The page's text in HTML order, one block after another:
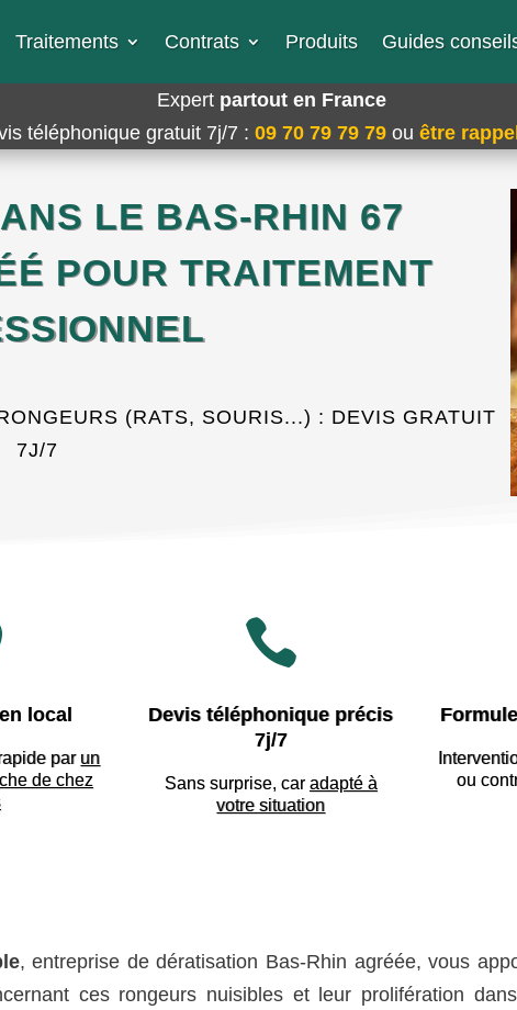
Traitements Contrats Produits Guides
Expert partout en France
téléphonique gratuit 7j/7 : 09 70 79 79 79 ou être
LE BAS-RHIN 67
POUR TRAITEMENT
(RATS, SOURIS...) : DEVIS GRATUIT
7J/7
local
par un
de chez

Devis téléphonique précis
7j/7
Sans surprise, car adapté à
votre situation
ou
, entreprise de dératisation Bas-Rhin agréée, vous
ces rongeurs nuisibles et leur prolifération